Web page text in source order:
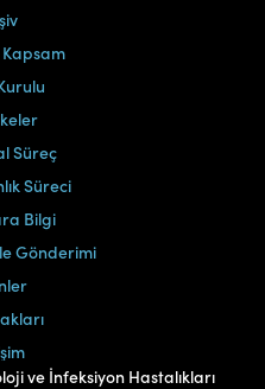
Süreç
Süreci
Bilgi
Gönderimi
ve İnfeksiyon Hastalıkları